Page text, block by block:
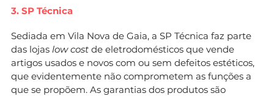
3. SP Técnica
Sediada em Vila Nova de Gaia, a SP Técnica faz parte
das lojas low cost de eletrodomésticos que vende
artigos usados e novos com ou sem defeitos estéticos,
que evidentemente não comprometem as funções a
que se propõem. As garantias dos produtos são